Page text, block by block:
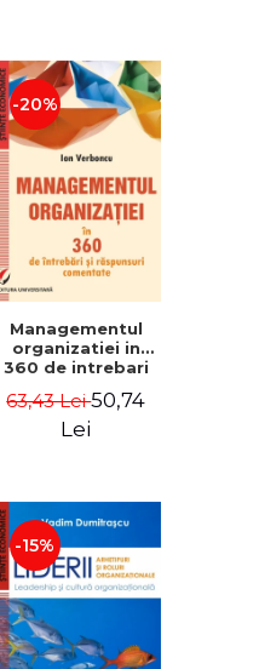
-20%
Managementul
organizatiei in
360 de intrebari
comentate - Ion
Verboncu
63,43 Lei50,74
Lei
-15%